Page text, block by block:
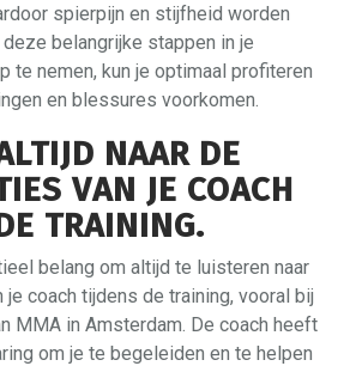
spierpijn en stijfheid worden
belangrijke stappen in je
te nemen, kun je optimaal profiteren
en blessures voorkomen.
NAAR DE
VAN JE COACH
TRAINING.
belang om altijd te luisteren naar
coach tijdens de training, vooral bij
MMA in Amsterdam. De coach heeft
om je te begeleiden en te helpen